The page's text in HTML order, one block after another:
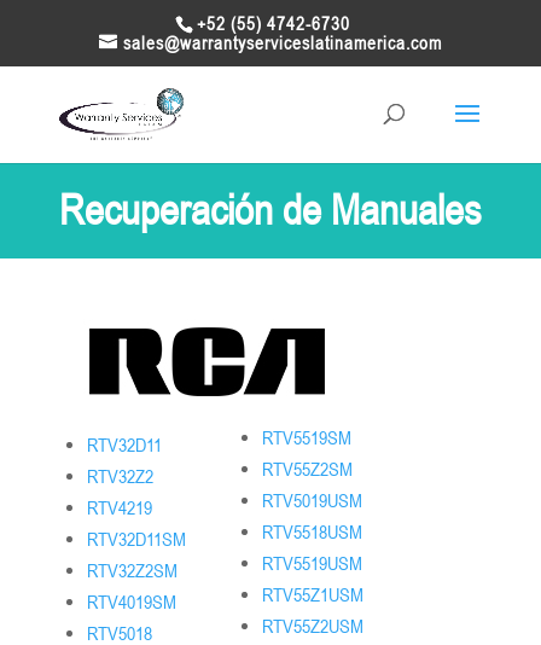
+52 (55) 4742-6730
sales@warrantyserviceslatinamerica.com
Recuperación de Manuales
RTV32D11
RTV32Z2
RTV4219
RTV32D11SM
RTV32Z2SM
RTV4019SM
RTV5018
RTV5519SM
RTV55Z2SM
RTV5019USM
RTV5518USM
RTV5519USM
RTV55Z1USM
RTV55Z2USM